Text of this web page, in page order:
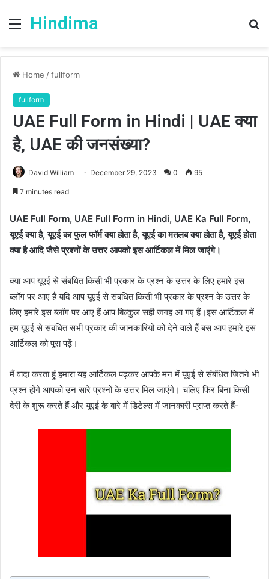
Menu
Hindima
Home /fullform
fullform
UAE Full Form in Hindi | UAE क्या
है, UAE की जनसंख्या?
David William December 29, 2023 0 95
7 minutes read
UAE Full Form, UAE Full Form in Hindi, UAE Ka Full Form,
यूएई क्या है, यूएई का फुल फॉर्म क्या होता है, यूएई का मतलब क्या होता है, यूएई होता
क्या है आदि जैसे प्रश्नों के उत्तर आपको इस आर्टिकल में मिल जाएंगे।
क्या आप यूएई से संबंधित किसी भी प्रकार के प्रश्न के उत्तर के लिए हमारे इस
ब्लॉग पर आए हैं यदि आप यूएई से संबंधित किसी भी प्रकार के प्रश्न के उत्तर के
लिए हमारे इस ब्लॉग पर आए हैं आप बिल्कुल सही जगह आ गए हैं।इस आर्टिकल में
हम यूएई से संबंधित सभी प्रकार की जानकारियों को देने वाले हैं बस आप हमारे इस
आर्टिकल को पूरा पढ़ें।
मैं वादा करता हूं हमारा यह आर्टिकल पढ़कर आपके मन में यूएई से संबंधित जितने भी
प्रश्न होंगे आपको उन सारे प्रश्नों के उत्तर मिल जाएंगे। चलिए फिर बिना किसी
देरी के शुरू करते हैं और यूएई के बारे में डिटेल्स में जानकारी प्राप्त करते हैं-